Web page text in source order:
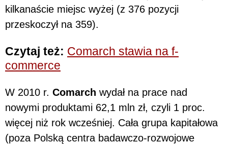
kilkanaście miejsc wyżej (z 376 pozycji
przeskoczył na 359).
Czytaj też: Comarch stawia na f-
commerce
W 2010 r. Comarch wydał na prace nad
nowymi produktami 62,1 mln zł, czyli 1 proc.
więcej niż rok wcześniej. Cała grupa kapitałowa
(poza Polską centra badawczo-rozwojowe